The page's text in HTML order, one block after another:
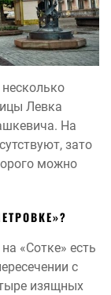
Левка
На
зато
можно
«Сотке» есть
с
изящных